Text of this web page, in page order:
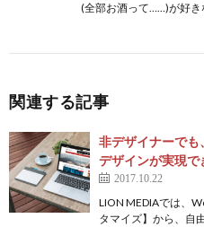
(全部お酒って……)が好き
関連する記事
非デザイナーでも
デザインが実現で
2017.10.22
LION MEDIAでは、
タマイズ】から、自